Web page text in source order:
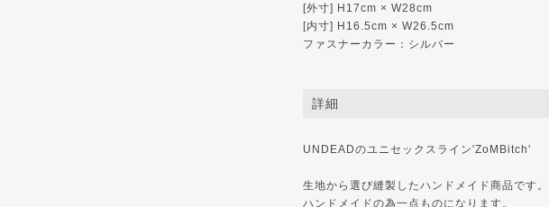
[外寸] H17cm × W28cm
[内寸] H16.5cm × W26.5cm
ファスナーカラー：シルバー
詳細
UNDEADのユニセックスライン'ZoMBitch'
生地から選び縫製したハンドメイド商品です。
ハンドメイドの為一点ものになります。